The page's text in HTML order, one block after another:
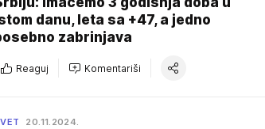
danu, leta sa +47, a jedno
zabrinjava
Reaguj Komentariši
20.11.2024.